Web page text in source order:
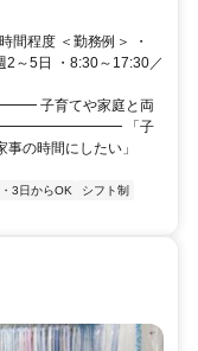
間程度 ＜勤務例＞ ・
～5日 ・8:30～17:30／
育てや家庭と両
「子
の時間にしたい」
3日からOK
シフト制